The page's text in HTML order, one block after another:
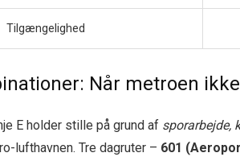
Tilgængelighed
Når metroen
E holder stille på grund af sporarbejde,
lufthavnen. Tre dagruter – 601